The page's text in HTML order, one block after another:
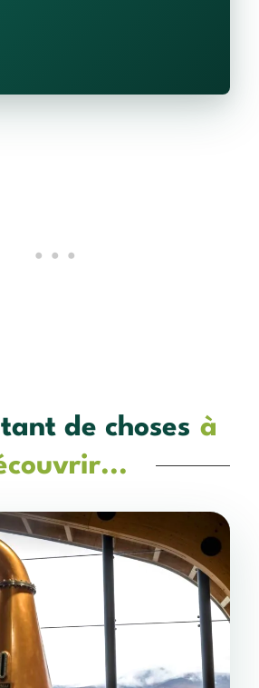
tant de choses à